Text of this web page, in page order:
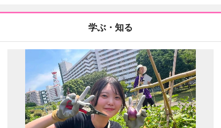
学ぶ・知る